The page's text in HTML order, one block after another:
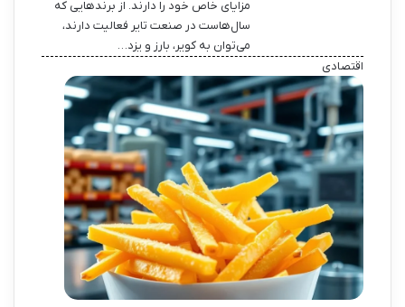
مزایای خاص خود را دارند. از برندهایی که
سال‌هاست در صنعت تایر فعالیت دارند،
می‌توان به کویر، بارز و یزد…
اقتصادی